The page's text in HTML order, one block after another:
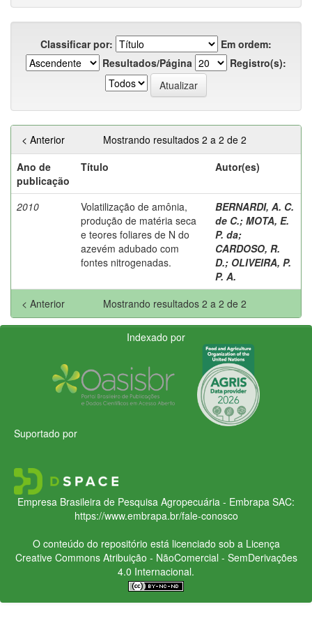
Classificar por:
Em ordem:
Resultados/Página
Registro(s):
Mostrando resultados 2 a 2 de 2
< Anterior
Ano de
publicação
Título Autor(es)
2010
Volatilização de amônia,
produção de matéria seca
e teores foliares de N do
azevém adubado com
fontes nitrogenadas.
BERNARDI, A. C.
de C.; MOTA, E.
P. da;
CARDOSO, R.
D.; OLIVEIRA, P.
P. A.
Mostrando resultados 2 a 2 de 2
< Anterior
Indexado por
Suportado por
Empresa Brasileira de Pesquisa Agropecuária - Embrapa SAC:
https://www.embrapa.br/fale-conosco
O conteúdo do repositório está licenciado sob a Licença
Creative CommonsAtribuição - NãoComercial - SemDerivações
4.0 Internacional.